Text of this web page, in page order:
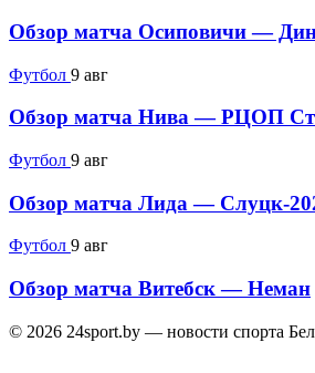
Обзор матча Осиповичи —
Футбол 9 авг
Обзор матча Нива — РЦОП
Футбол 9 авг
Обзор матча Лида — Слуцк-
Футбол 9 авг
Обзор матча Витебск — Неман
© 2026 24sport.by — новости спорта